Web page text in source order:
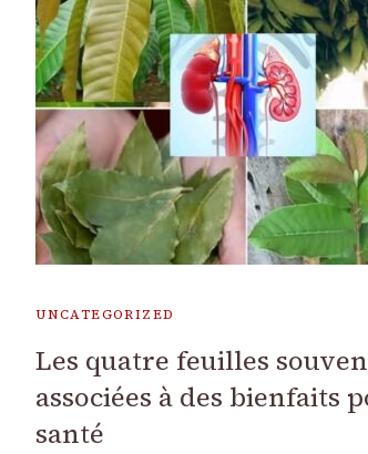
UNCATEGORIZED
Les quatre feuilles
associées à des bienfaits
santé